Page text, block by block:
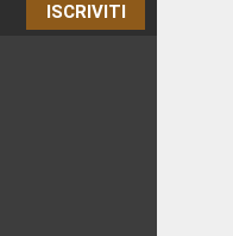
ISCRIVITI